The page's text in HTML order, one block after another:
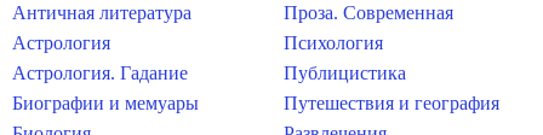
Античная литература
Астрология
Астрология. Гадание
Биографии и мемуары
Проза. Современная
Психология
Публицистика
Путешествия и география